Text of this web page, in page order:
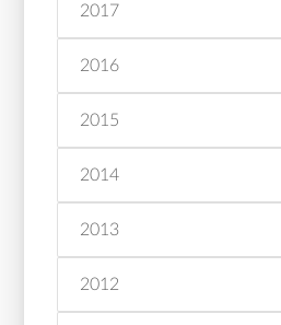
2017
2016
2015
2014
2013
2012